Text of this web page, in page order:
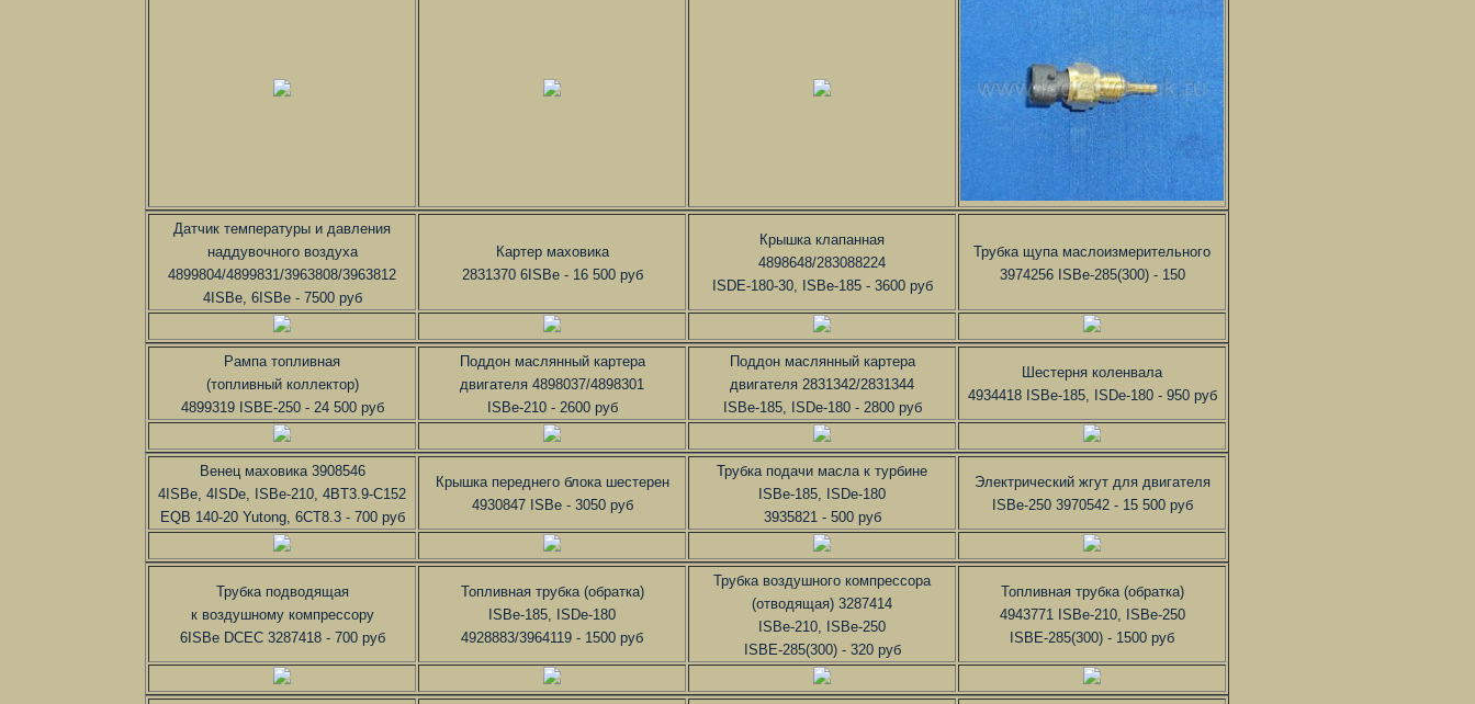
Датчик температуры и давления
наддувочного воздуха
4899804/4899831/3963808/3963812
4ISBe, 6ISBe - 7500 руб
Картер маховика
2831370 6ISBe - 16 500 руб
Крышка клапанная
4898648/283088224
ISDE-180-30, ISBe-185 - 3600 руб
Трубка щупа маслоизмерительного
3974256 ISBe-285(300) - 150
Рампа топливная
(топливный коллектор)
4899319 ISBE-250 - 24 500 руб
Поддон маслянный картера
двигателя 4898037/4898301
ISBe-210 - 2600 руб
Поддон маслянный картера
двигателя 2831342/2831344
ISBe-185, ISDe-180 - 2800 руб
Шестерня коленвала
4934418 ISBe-185, ISDe-180 - 950 руб
Венец маховика 3908546
4ISBe, 4ISDe, ISBe-210, 4BT3.9-C152
EQB 140-20 Yutong, 6CT8.3 - 700 руб
Крышка переднего блока шестерен
4930847 ISBe - 3050 руб
Трубка подачи масла к турбине
ISBe-185, ISDe-180
3935821 - 500 руб
Электрический жгут для двигателя
ISBe-250 3970542 - 15 500 руб
Трубка подводящая
к воздушному компрессору
6ISBe DCEC 3287418 - 700 руб
Топливная трубка (обратка)
ISBe-185, ISDe-180
4928883/3964119 - 1500 руб
Трубка воздушного компрессора
(отводящая) 3287414
ISBe-210, ISBe-250
ISBE-285(300) - 320 руб
Топливная трубка (обратка)
4943771 ISBe-210, ISBe-250
ISBE-285(300) - 1500 руб